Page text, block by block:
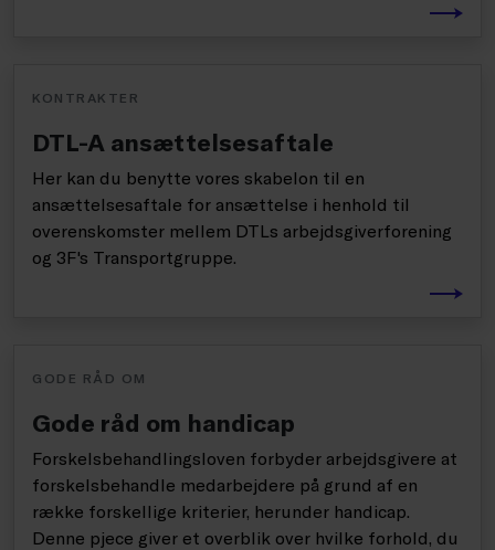
KONTRAKTER
DTL-A ansættelsesaftale
Her kan du benytte vores skabelon til en
ansættelsesaftale for ansættelse i henhold til
overenskomster mellem DTLs arbejdsgiverforening
og 3F's Transportgruppe.
GODE RÅD OM
Gode råd om handicap
Forskelsbehandlingsloven forbyder arbejdsgivere at
forskelsbehandle medarbejdere på grund af en
række forskellige kriterier, herunder handicap.
Denne pjece giver et overblik over hvilke forhold, du